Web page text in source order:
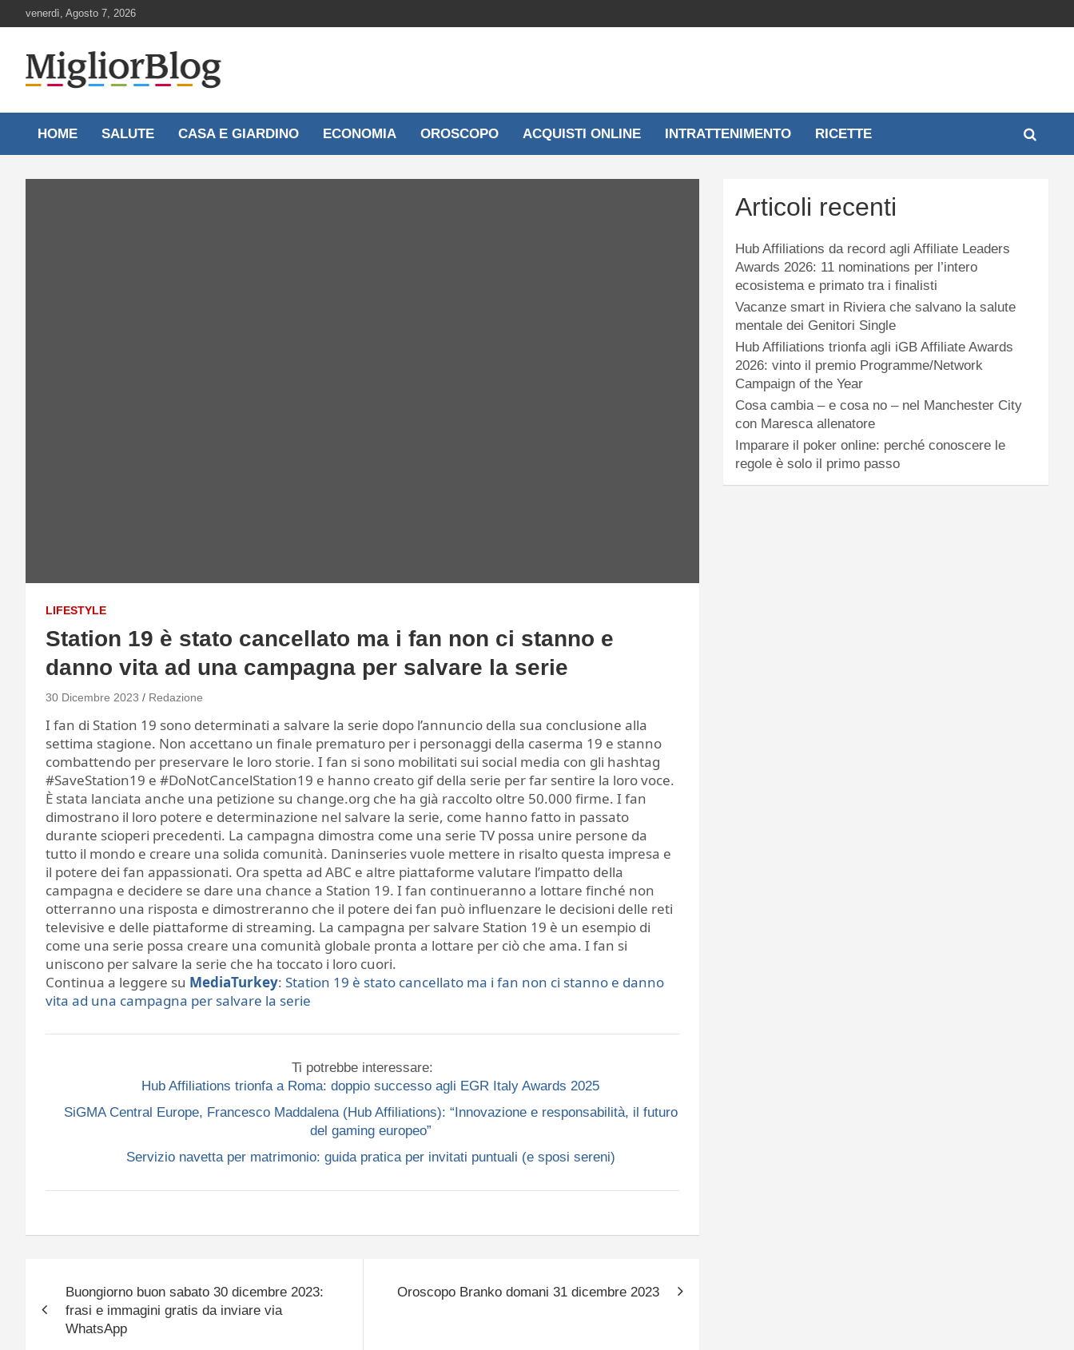
to
venerdì, Agosto 7, 2026
MigliorBlog.it
HOME SALUTE CASA E GIARDINO ECONOMIA OROSCOPO ACQUISTI ONLINE INTRATTENIMENTO RICETTE
LIFESTYLE
Station 19 è stato cancellato ma i fan non ci stanno e
danno vita ad una campagna per salvare la serie
30 Dicembre 2023 Redazione
I fan di Station 19 sono determinati a salvare la serie dopo l’annuncio della sua conclusione alla
settima stagione. Non accettano un finale prematuro per i personaggi della caserma 19 e stanno
combattendo per preservare le loro storie. I fan si sono mobilitati sui social media con gli hashtag
#SaveStation19 e #DoNotCancelStation19 e hanno creato gif della serie per far sentire la loro voce.
È stata lanciata anche una petizione su change.org che ha già raccolto oltre 50.000 firme. I fan
dimostrano il loro potere e determinazione nel salvare la serie, come hanno fatto in passato
durante scioperi precedenti. La campagna dimostra come una serie TV possa unire persone da
tutto il mondo e creare una solida comunità. Daninseries vuole mettere in risalto questa impresa e
il potere dei fan appassionati. Ora spetta ad ABC e altre piattaforme valutare l’impatto della
campagna e decidere se dare una chance a Station 19. I fan continueranno a lottare finché non
otterranno una risposta e dimostreranno che il potere dei fan può influenzare le decisioni delle reti
televisive e delle piattaforme di streaming. La campagna per salvare Station 19 è un esempio di
come una serie possa creare una comunità globale pronta a lottare per ciò che ama. I fan si
uniscono per salvare la serie che ha toccato i loro cuori.
Continua a leggere su MediaTurkey: Station 19 è stato cancellato ma i fan non ci stanno e danno
vita ad una campagna per salvare la serie
Ti potrebbe interessare:
Hub Affiliations trionfa a Roma: doppio successo agli EGR Italy Awards 2025
SiGMA Central Europe, Francesco Maddalena (Hub Affiliations): “Innovazione e responsabilità, il futuro
del gaming europeo”
Servizio navetta per matrimonio: guida pratica per invitati puntuali (e sposi sereni)
articoli
Buongiorno buon sabato 30 dicembre 2023:
frasi e immagini gratis da inviare via
WhatsApp
Oroscopo Branko domani 31 dicembre 2023
Articoli recenti
Hub Affiliations da record agli Affiliate Leaders
Awards 2026: 11 nominations per l’intero
ecosistema e primato tra i finalisti
Vacanze smart in Riviera che salvano la salute
mentale dei Genitori Single
Hub Affiliations trionfa agli iGB Affiliate Awards
2026: vinto il premio Programme/Network
Campaign of the Year
Cosa cambia – e cosa no – nel Manchester City
con Maresca allenatore
Imparare il poker online: perché conoscere le
regole è solo il primo passo